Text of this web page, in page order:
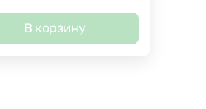
В корзину